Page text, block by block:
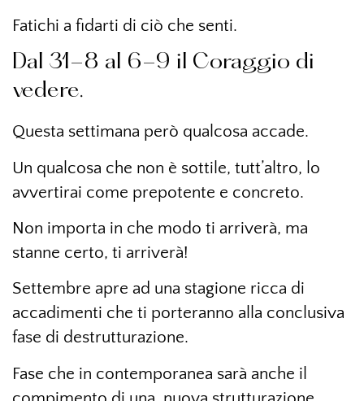
Fatichi a fidarti di ciò che senti.
Dal 31-8 al 6-9 il Coraggio di
vedere.
Questa settimana però qualcosa accade.
Un qualcosa che non è sottile, tutt’altro, lo
avvertirai come prepotente e concreto.
Non importa in che modo ti arriverà, ma
stanne certo, ti arriverà!
Settembre apre ad una stagione ricca di
accadimenti che ti porteranno alla conclusiva
fase di destrutturazione.
Fase che in contemporanea sarà anche il